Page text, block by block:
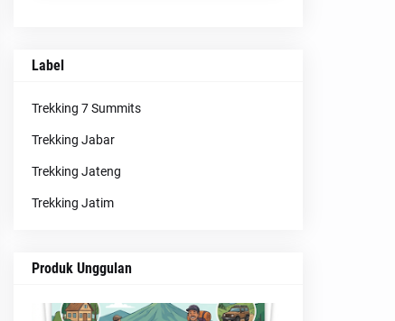
Label
Trekking 7 Summits
Trekking Jabar
Trekking Jateng
Trekking Jatim
Produk Unggulan